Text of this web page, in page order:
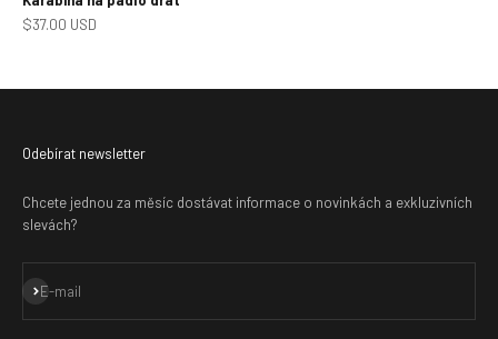
Prodejní cena
$37.00 USD
Odebírat newsletter
Chcete jednou za měsíc dostávat informace o novinkách a exkluzivních
slevách?
E-mail
Přihlásit se k odběru